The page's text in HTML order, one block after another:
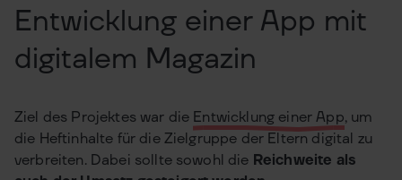
Entwicklung einer App mit
digitalem Magazin
Ziel des Projektes war die Entwicklung einer App, um
die Heftinhalte für die Zielgruppe der Eltern digital zu
verbreiten. Dabei sollte sowohl die Reichweite als